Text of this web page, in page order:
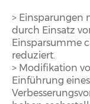
> Einsparungen
durch Einsatz
Einsparsumme
reduziert.
> Modifikation
Einführung